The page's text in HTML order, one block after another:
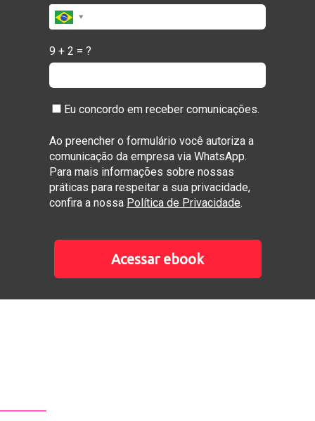
9 + 2 = ?
Eu concordo em receber comunicações.
Ao preencher o formulário você autoriza a
comunicação da empresa via WhatsApp.
Para mais informações sobre nossas
práticas para respeitar a sua privacidade,
confira a nossa Política de Privacidade.
Acessar ebook